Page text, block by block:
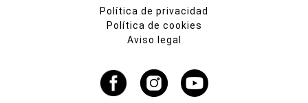
Política de privacidad
Política de cookies
Aviso legal